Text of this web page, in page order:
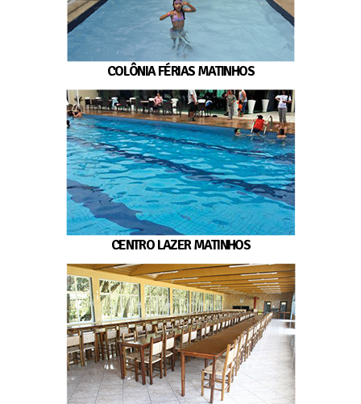
COLÔNIA FÉRIAS MATINHOS
CENTRO LAZER MATINHOS